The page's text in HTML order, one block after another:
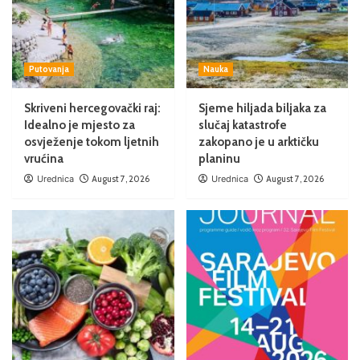
Putovanja
Skriveni hercegovački raj:
Idealno je mjesto za
osvježenje tokom ljetnih
vrućina
Urednica August 7, 2026
Nauka
Sjeme hiljada biljaka za
slučaj katastrofe
zakopano je u arktičku
planinu
Urednica August 7, 2026